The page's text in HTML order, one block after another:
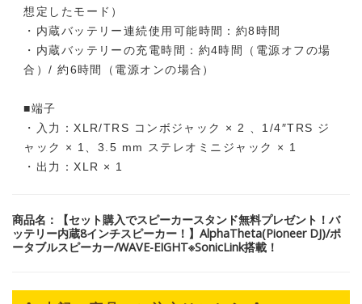
想定したモード）
・内蔵バッテリー連続使用可能時間：約8時間
・内蔵バッテリーの充電時間：約4時間（電源オフの場
合）/ 約6時間（電源オンの場合）
■端子
・入力：XLR/TRS コンボジャック × 2 、1/4″TRS ジ
ャック × 1、3.5 mm ステレオミニジャック × 1
・出力：XLR × 1
商品名：【セット購入でスピーカースタンド無料プレゼント！バ
ッテリー内蔵8インチスピーカー！】AlphaTheta(Pioneer DJ)/ポ
ータブルスピーカー/WAVE-EIGHT※SonicLink搭載！